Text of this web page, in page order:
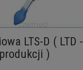
LTS-D ( LTD -
)